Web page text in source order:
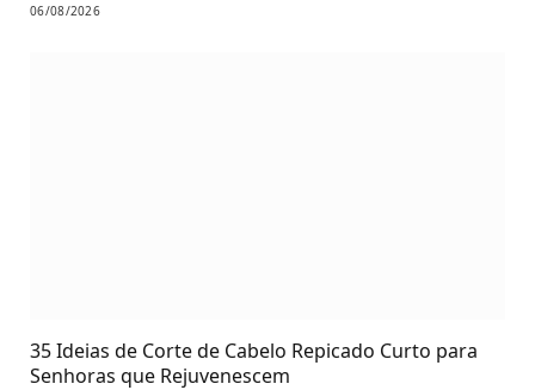
06/08/2026
35 Ideias de Corte de Cabelo Repicado Curto para
Senhoras que Rejuvenescem